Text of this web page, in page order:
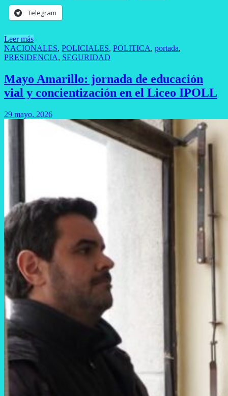
Telegram
Leer más
NACIONALES, POLICIALES, POLITICA, portada,
PRESIDENCIA, SEGURIDAD
Mayo Amarillo: jornada de educación
vial y concientización en el Liceo IPOLL
29 mayo, 2026